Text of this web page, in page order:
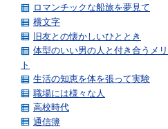
ロマンチックな船旅を夢見て
横文字
旧友との懐かしいひととき
体型のいい男の人と付き合うメ
ト
生活の知恵を体を張って実験
職場には様々な人
高校時代
通信簿